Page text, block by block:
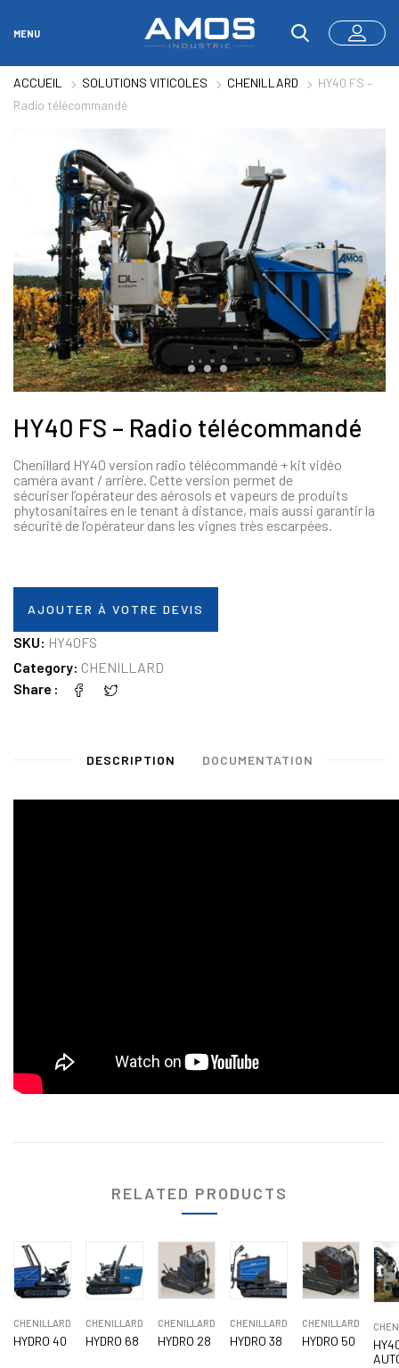
MENU
ACCUEIL SOLUTIONS VITICOLES CHENILLARD
HY40 FS –
Radio télécommandé
HY40 FS – Radio télécommandé
Chenillard HY40 version radio télécommandé + kit vidéo
caméra avant / arrière. Cette version permet de
sécuriser l’opérateur des aérosols et vapeurs de produits
phytosanitaires en le tenant à distance, mais aussi garantir la
sécurité de l’opérateur dans les vignes très escarpées.
AJOUTER À VOTRE DEVIS
SKU: HY40FS
Category: CHENILLARD
Share
DESCRIPTION DOCUMENTATION
RELATED PRODUCTS
CHENILLARD
HYDRO 40
CHENILLARD
HYDRO 68
CHENILLARD
HYDRO 28
CHENILLARD
HYDRO 38
CHENILLARD
HYDRO 50